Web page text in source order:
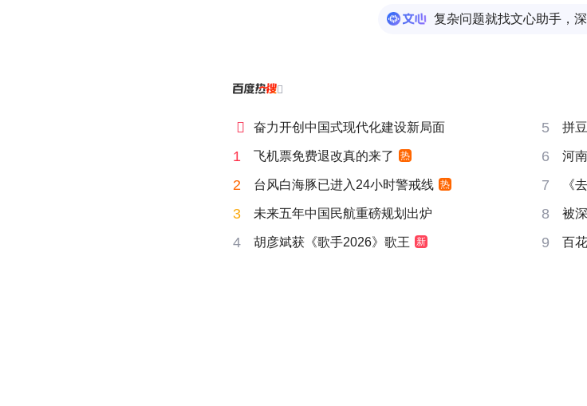
复杂问题就找文心助手，

 奋力开创中国式现代化建设新局面 5 拼
1 飞机票免费退改真的来了 热 6 河
2 台风白海豚已进入24小时警戒线 热 7 《
3 未来五年中国民航重磅规划出炉 8 被
4 胡彦斌获《歌手2026》歌王 新 9 百